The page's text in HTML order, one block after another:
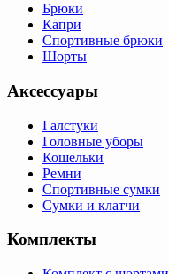
Брюки
Капри
Спортивные брюки
Шорты
Аксессуары
Галстуки
Головные уборы
Кошельки
Ремни
Спортивные сумки
Сумки и клатчи
Комплекты